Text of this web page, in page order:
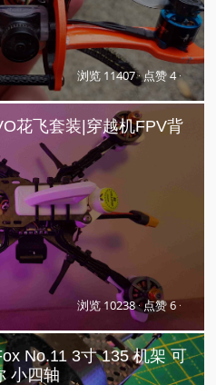
浏览 11407· 点赞 4·
花飞套装|穿越机FPV背
浏览 10238· 点赞 6 ·
No.11 3寸 135 机架 可
小四轴